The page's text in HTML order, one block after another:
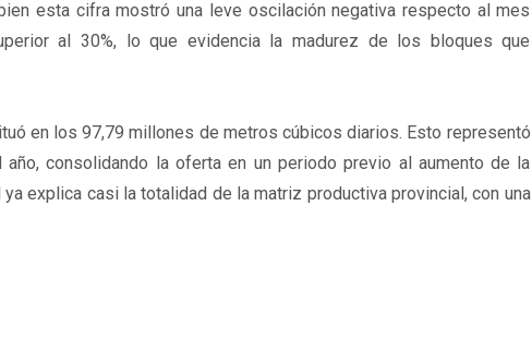
esta cifra mostró una leve oscilación negativa respecto al mes
al 30%, lo que evidencia la madurez de los bloques que
en los 97,79 millones de metros cúbicos diarios. Esto representó
consolidando la oferta en un periodo previo al aumento de la
explica casi la totalidad de la matriz productiva provincial, con una